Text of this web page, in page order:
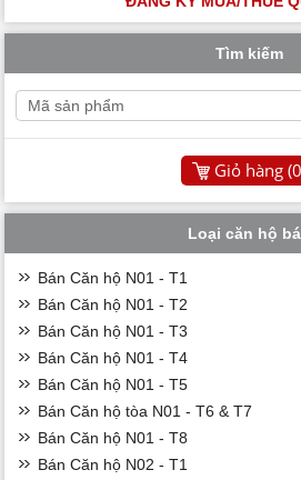
Tìm kiếm
Giỏ hàng (0
Loại căn hộ
Bán Căn hộ N01 - T1
Bán Căn hộ N01 - T2
Bán Căn hộ N01 - T3
Bán Căn hộ N01 - T4
Bán Căn hộ N01 - T5
Bán Căn hộ tòa N01 - T6 & T7
Bán Căn hộ N01 - T8
Bán Căn hộ N02 - T1